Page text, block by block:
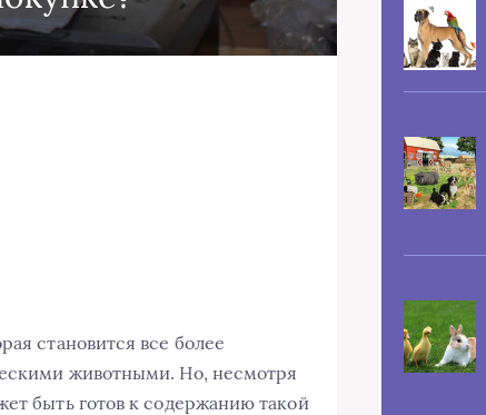
становится все более
животными. Но, несмотря
быть готов к содержанию такой